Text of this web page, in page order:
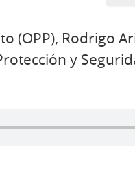
(OPP), Rodrigo
y